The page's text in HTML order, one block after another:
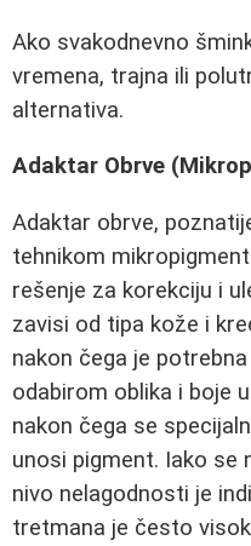
Ako svakodnevno
vremena, trajna ili
alternativa.
Adaktar Obrve
Adaktar obrve,
tehnikom
rešenje za korekciju i
zavisi od tipa kože i
nakon čega je
odabirom oblika i boje
nakon čega se
unosi pigment. Iako se
nivo nelagodnosti je
tretmana je često